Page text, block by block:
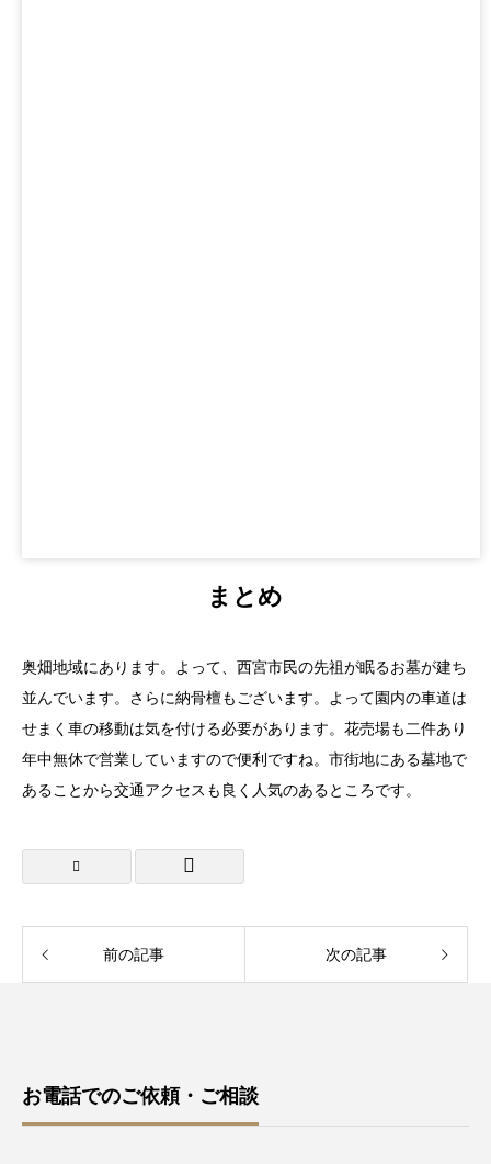
まとめ
奥畑地域にあります。よって、西宮市民の先祖が眠るお墓が建ち
並んでいます。さらに納骨檀もございます。よって園内の車道は
せまく車の移動は気を付ける必要があります。花売場も二件あり
年中無休で営業していますので便利ですね。市街地にある墓地で
あることから交通アクセスも良く人気のあるところです。
前の記事 次の記事
お電話でのご依頼・ご相談